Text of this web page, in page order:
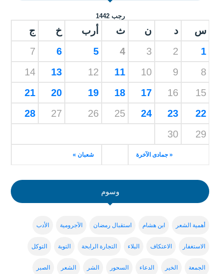
رجب 1442
س د ن ث أرب خ ج
« جمادى الآخرة شعبان »
1
2
3
4
5
6
7
8
9
10
11
12
13
14
15
16
17
18
19
20
21
22
23
24
25
26
27
28
29
30
وسوم
أهمية الشعر ابن هشام استقبال رمضان الآجرومية الأدب
الاستغفار الاعتكاف البلاء التجارة الرابحة التوبة التوكل
الجمعة الخير الدعاء السحور الشر الشعر الصبر